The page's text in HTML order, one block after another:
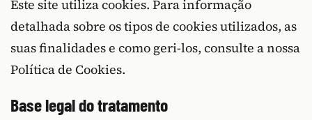
Este site utiliza cookies. Para informação
detalhada sobre os tipos de cookies utilizados, as
suas finalidades e como geri-los, consulte a nossa
Política de Cookies.
Base legal do tratamento